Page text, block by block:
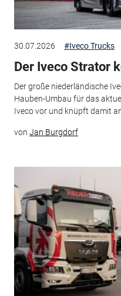
30.07.2026 #Iveco Trucks
Der Iveco Strator
Der große niederländische
Hauben-Umbau für das
Iveco vor und knüpft damit
von Jan Burgdorf